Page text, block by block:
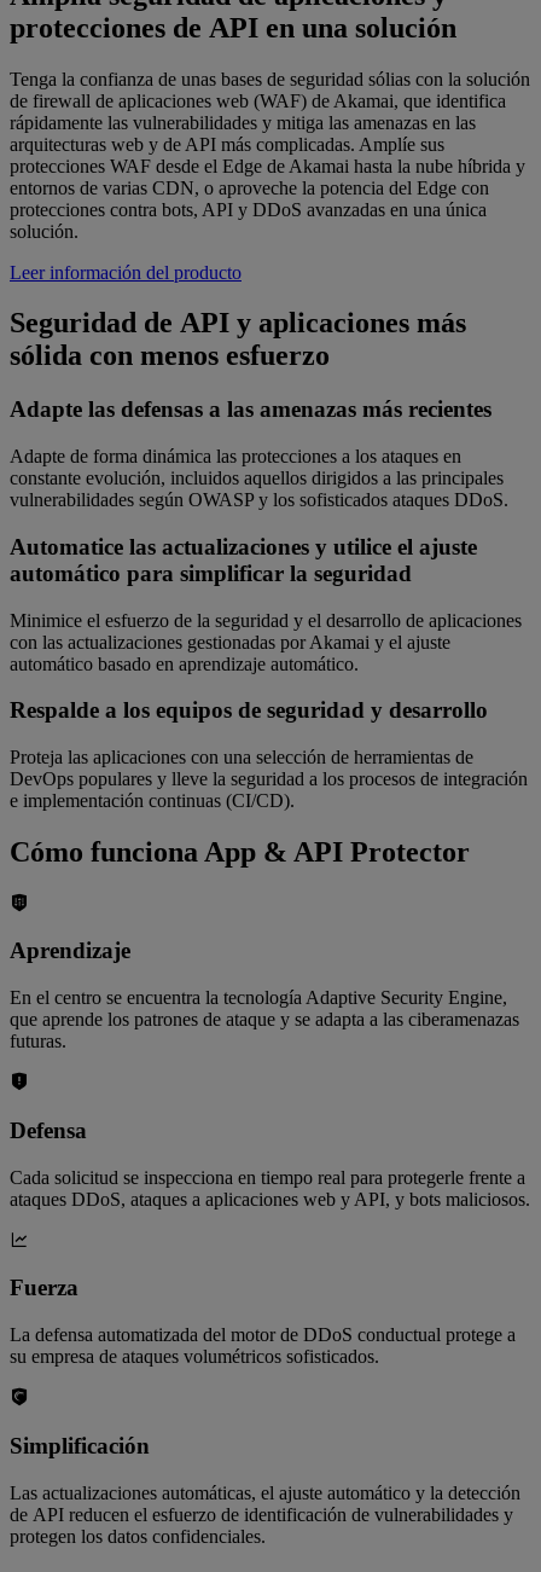
protecciones de API en una solución
Tenga la confianza de unas bases de seguridad sólias con la solución
de firewall de aplicaciones web (WAF) de Akamai, que identifica
rápidamente las vulnerabilidades y mitiga las amenazas en las
arquitecturas web y de API más complicadas. Amplíe sus
protecciones WAF desde el Edge de Akamai hasta la nube híbrida y
entornos de varias CDN, o aproveche la potencia del Edge con
protecciones contra bots, API y DDoS avanzadas en una única
solución.
Leer información del producto
Seguridad de API y aplicaciones más
sólida con menos esfuerzo
Adapte las defensas a las amenazas más recientes
Adapte de forma dinámica las protecciones a los ataques en
constante evolución, incluidos aquellos dirigidos a las principales
vulnerabilidades según OWASP y los sofisticados ataques DDoS.
Automatice las actualizaciones y utilice el ajuste
automático para simplificar la seguridad
Minimice el esfuerzo de la seguridad y el desarrollo de aplicaciones
con las actualizaciones gestionadas por Akamai y el ajuste
automático basado en aprendizaje automático.
Respalde a los equipos de seguridad y desarrollo
Proteja las aplicaciones con una selección de herramientas de
DevOps populares y lleve la seguridad a los procesos de integración
e implementación continuas (CI/CD).
Cómo funciona App & API Protector
Aprendizaje
En el centro se encuentra la tecnología Adaptive Security Engine,
que aprende los patrones de ataque y se adapta a las ciberamenazas
futuras.
Defensa
Cada solicitud se inspecciona en tiempo real para protegerle frente a
ataques DDoS, ataques a aplicaciones web y API, y bots maliciosos.
Fuerza
La defensa automatizada del motor de DDoS conductual protege a
su empresa de ataques volumétricos sofisticados.
Simplificación
Las actualizaciones automáticas, el ajuste automático y la detección
de API reducen el esfuerzo de identificación de vulnerabilidades y
protegen los datos confidenciales.